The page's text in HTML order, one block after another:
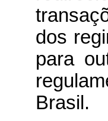
dos
para
Brasil.